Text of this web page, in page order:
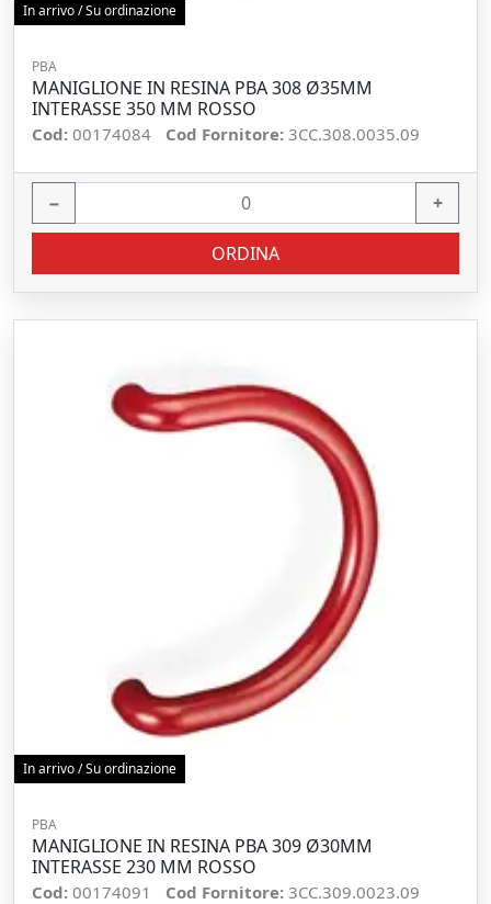
In arrivo / Su ordinazione
PBA
MANIGLIONE IN RESINA PBA 308 Ø35MM
INTERASSE 350 MM ROSSO
Cod: 00174084 Cod Fornitore: 3CC.308.0035.09
− +
ORDINA
In arrivo / Su ordinazione
PBA
MANIGLIONE IN RESINA PBA 309 Ø30MM
INTERASSE 230 MM ROSSO
Cod: 00174091 Cod Fornitore: 3CC.309.0023.09